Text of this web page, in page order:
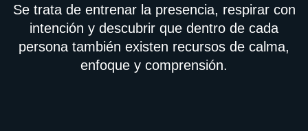
Se trata de entrenar la presencia, respirar con
intención y descubrir que dentro de cada
persona también existen recursos de calma,
enfoque y comprensión.